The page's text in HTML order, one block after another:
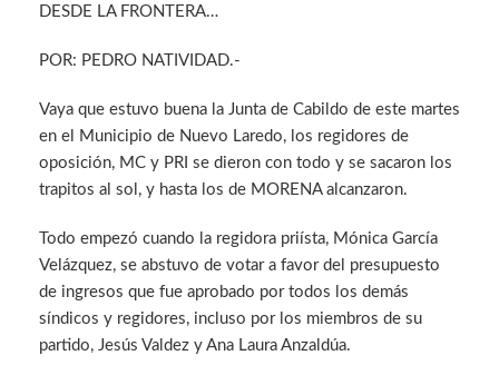
DESDE LA FRONTERA…
POR: PEDRO NATIVIDAD.-
Vaya que estuvo buena la Junta de Cabildo de este martes
en el Municipio de Nuevo Laredo, los regidores de
oposición, MC y PRI se dieron con todo y se sacaron los
trapitos al sol, y hasta los de MORENA alcanzaron.
Todo empezó cuando la regidora priísta, Mónica García
Velázquez, se abstuvo de votar a favor del presupuesto
de ingresos que fue aprobado por todos los demás
síndicos y regidores, incluso por los miembros de su
partido, Jesús Valdez y Ana Laura Anzaldúa.